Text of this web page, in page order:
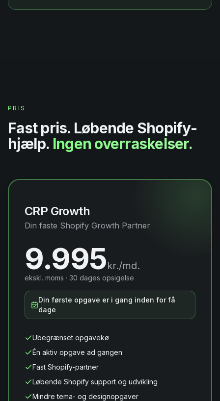
PRIS
Fast pris. Løbende Shopify-
hjælp. Ingen overraskelser.
CRP Growth
Din faste Shopify Growth Partner
9.995kr./md.
ekskl. moms · 30 dages opsigelse
Din første opgave er i gang inden for få
dage
Ubegrænset opgavekø
Én aktiv opgave ad gangen
Fast Shopify-partner
Løbende Shopify support og udvikling
Mindre tema- og designopgaver